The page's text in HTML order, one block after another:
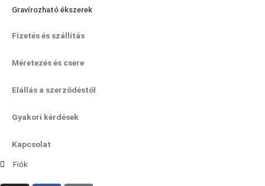
Gravírozható ékszerek
Fizetés és szállítás
Méretezés és csere
Elállás a szerződéstől
Gyakori kérdések
Kapcsolat
Fiók